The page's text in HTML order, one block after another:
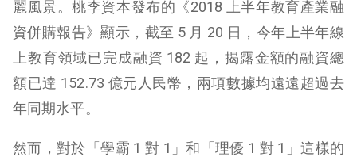
麗風景。桃李資本發布的《2018 上半年教育產業融
資併購報告》顯示，截至 5 月 20 日，今年上半年線
上教育領域已完成融資 182 起，揭露金額的融資總
額已達 152.73 億元人民幣，兩項數據均遠遠超過去
年同期水平。
然而，對於「學霸 1 對 1」和「理優 1 對 1」這樣的